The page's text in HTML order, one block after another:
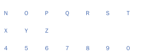
Ｎ Ｏ Ｐ Ｑ Ｒ Ｓ Ｔ
Ｘ Ｙ Ｚ
４ ５ ６ ７ ８ ９ ０